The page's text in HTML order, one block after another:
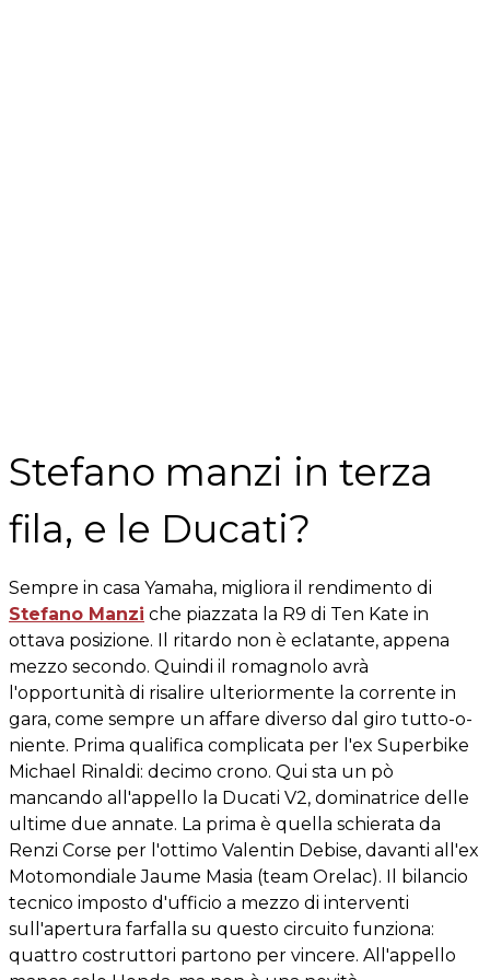
Stefano manzi in terza
fila, e le Ducati?
Sempre in casa Yamaha, migliora il rendimento di
Stefano Manzi che piazzata la R9 di Ten Kate in
ottava posizione. Il ritardo non è eclatante, appena
mezzo secondo. Quindi il romagnolo avrà
l'opportunità di risalire ulteriormente la corrente in
gara, come sempre un affare diverso dal giro tutto-o-
niente. Prima qualifica complicata per l'ex Superbike
Michael Rinaldi: decimo crono. Qui sta un pò
mancando all'appello la Ducati V2, dominatrice delle
ultime due annate. La prima è quella schierata da
Renzi Corse per l'ottimo Valentin Debise, davanti all'ex
Motomondiale Jaume Masia (team Orelac). Il bilancio
tecnico imposto d'ufficio a mezzo di interventi
sull'apertura farfalla su questo circuito funziona:
quattro costruttori partono per vincere. All'appello